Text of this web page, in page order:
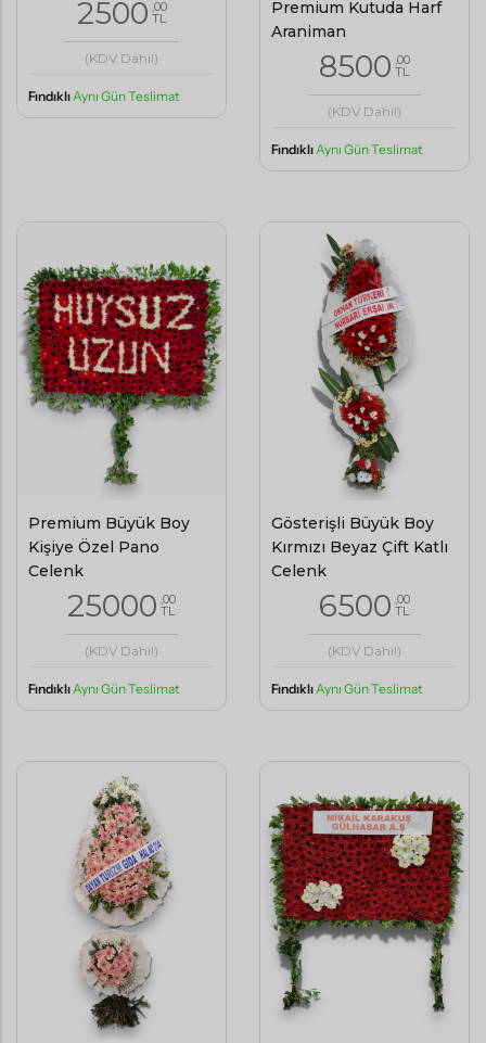
2500 ,00
TL
(KDV Dahil)
Fındıklı Aynı Gün Teslimat
Premium Kutuda Harf
Aranjman
8500 ,00
TL
(KDV Dahil)
FındıklıAynı Gün Teslimat
Premium Büyük Boy
Kişiye Özel Pano
Çelenk
25000 ,00
TL
(KDV Dahil)
FındıklıAynı Gün Teslimat
Gösterişli Büyük Boy
Kırmızı Beyaz Çift Katlı
Çelenk
6500 ,00
TL
(KDV Dahil)
FındıklıAynı Gün Teslimat